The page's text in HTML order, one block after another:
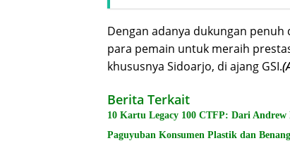
Dengan adanya dukungan
para pemain untuk meraih
khususnya Sidoarjo, di ajang GSI.
Berita Terkait
10 Kartu Legacy 100 CTFP: Dari Andrew
Paguyuban Konsumen Plastik dan